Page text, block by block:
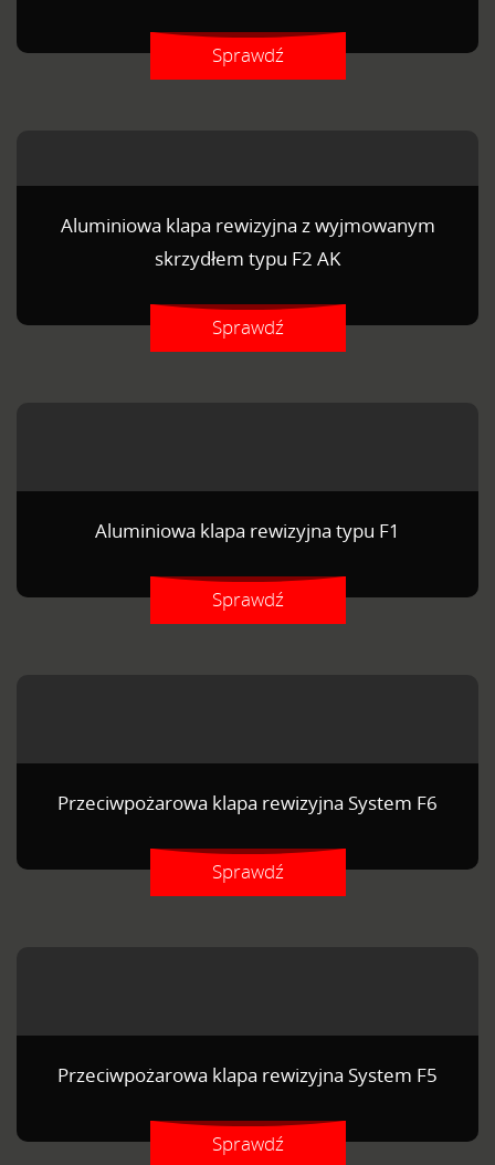
Sprawdź
Aluminiowa klapa rewizyjna z wyjmowanym
skrzydłem typu F2 AK
Sprawdź
Aluminiowa klapa rewizyjna typu F1
Sprawdź
Przeciwpożarowa klapa rewizyjna System F6
Sprawdź
Przeciwpożarowa klapa rewizyjna System F5
Sprawdź